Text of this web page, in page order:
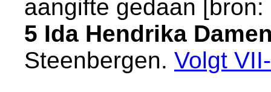
aangifte gedaan [bron:
5 Ida Hendrika
Steenbergen. Volgt